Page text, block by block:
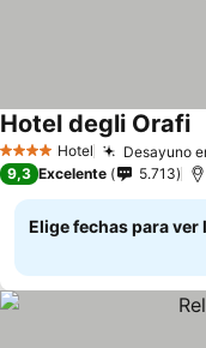
4 EstrellasHotel Desayuno
Hotel degli Orafi
9,3 Excelente 5.713
Elige fechas para